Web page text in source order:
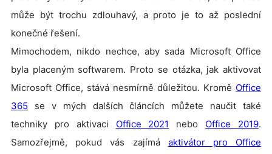
může být trochu zdlouhavý, a proto je to až poslední
konečné řešení.
Mimochodem, nikdo nechce, aby sada Microsoft Office
byla placeným softwarem. Proto se otázka, jak aktivovat
Microsoft Office, stává nesmírně důležitou. Kromě Office
365 se v mých dalších článcích můžete naučit také
techniky pro aktivaci Office 2021 nebo Office 2019.
Samozřejmě, pokud vás zajímá aktivátor pro Office